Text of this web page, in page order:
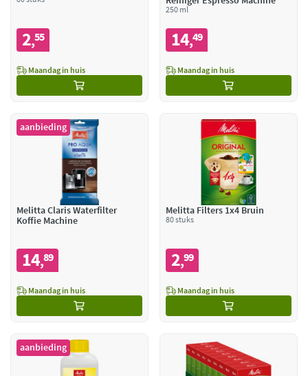
2,55
Maandag in huis
250 ml
14,49
Maandag in huis
aanbieding
Melitta Claris Waterfilter
Koffie Machine
14,89
Maandag in huis
Melitta Filters 1x4 Bruin
80 stuks
2,99
Maandag in huis
aanbieding